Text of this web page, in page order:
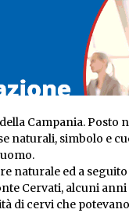
Campania. Posto
naturali, simbolo e
naturale ed a
Cervati, alcuni
di cervi che